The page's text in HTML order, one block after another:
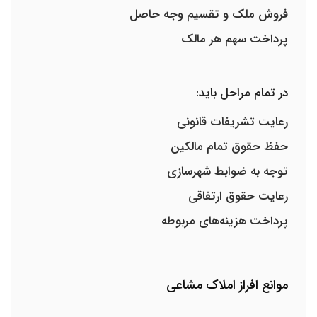
فروش ملک و تقسیم وجه حاصل
پرداخت سهم هر مالک
در تمام مراحل باید:
رعایت تشریفات قانونی
حفظ حقوق تمام مالکین
توجه به ضوابط شهرسازی
رعایت حقوق ارتفاقی
پرداخت هزینه‌های مربوطه
موانع افراز املاک مشاعی